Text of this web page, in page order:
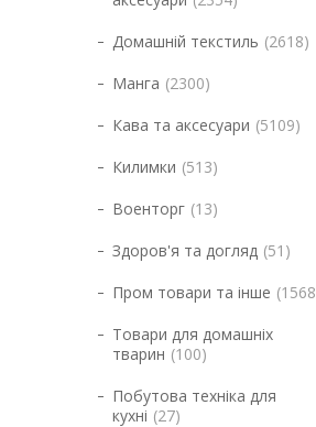
Домашній текстиль 2618
Манга 2300
Кава та аксесуари 5109
Килимки 513
Военторг 13
Здоров'я та догляд 51
Пром товари та інше 1568
Товари для домашніх
тварин 100
Побутова техніка для
кухні 27